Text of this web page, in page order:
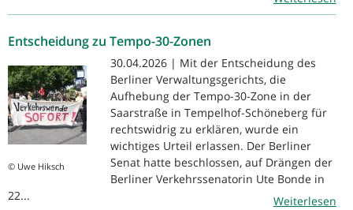
Entscheidung zu Tempo-30-Zonen
© Uwe Hiksch
30.04.2026 | Mit der Entscheidung des
Berliner Verwaltungsgerichts, die
Aufhebung der Tempo-30-Zone in der
Saarstraße in Tempelhof-Schöneberg für
rechtswidrig zu erklären, wurde ein
wichtiges Urteil erlassen. Der Berliner
Senat hatte beschlossen, auf Drängen der
Berliner Verkehrssenatorin Ute Bonde in
22...
Weiterlesen